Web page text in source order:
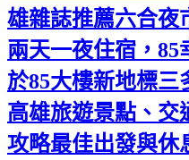
雄雜誌推薦六合夜
兩天一夜住宿，85
於85大樓新地標
高雄旅遊景點、交
攻略最佳出發與休